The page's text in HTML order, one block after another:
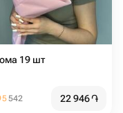
19 шт
542 22 946֏